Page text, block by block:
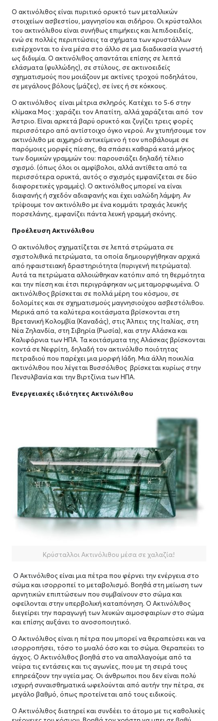
Ο ακτινόλιθος είναι πυριτικό ορυκτό των μεταλλικών
στοιχείων ασβεστίου, μαγνησίου και σιδήρου. Οι κρύσταλλοι
του ακτινόλιθου είναι συνήθως επιμήκεις και λεπιδοειδείς,
ενώ σε πολλές περιπτώσεις τα σχήματα των κρυστάλλων
εισέρχονται το ένα μέσα στο άλλο σε μια διαδικασία γνωστή
ως διδυμία. Ο ακτινόλιθος απαντάται επίσης σε λεπτά
ελάσματα (φυλλώδης), σε στύλους, σε ακτινοειδείς
σχηματισμούς που μοιάζουν με ακτίνες τροχού ποδηλάτου,
σε μεγάλους βόλους (μάζες), σε ίνες ή σε κόκκους.
Ο ακτινόλιθος είναι μέτρια σκληρός. Κατέχει το 5-6 στην
κλίμακα Μος : χαράζει τον Απατίτη, αλλά χαράζεται από τον
Άστριο. Είναι αρκετά βαρύ ορυκτό και ζυγίζει τρεις φορές
περισσότερο από αντίστοιχο όγκο νερού. Αν χτυπήσουμε τον
ακτινόλιθο με αιχμηρό αντικείμενο ή τον υποβάλουμε σε
παρόμοιες μορφές πίεσης, θα σπάσει καθαρά κατά μήκος
των δομικών γραμμών του: παρουσιάζει δηλαδή τέλειο
σχισμό. (όπως όλοι οι αμφίβολοι, αλλά αντίθετα από τα
περισσότερα ορυκτά, αυτός ο σχισμός εμφανίζεται σε δύο
διαφορετικές γραμμές). Ο ακτινόλιθος μπορεί να είναι
διαφανής ή σχεδόν αδιαφανής και έχει υαλώδη λάμψη. Αν
τρίψουμε τον ακτινόλιθο με ένα κομμάτι τραχιάς λευκής
πορσελάνης, εμφανίζει πάντα λευκή γραμμή σκόνης.
Προέλευση Ακτινόλιθου
Ο ακτινόλιθος σχηματίζεται σε λεπτά στρώματα σε
σχιστολιθικά πετρώματα, τα οποία δημιουργήθηκαν αρχικά
από ηφαιστειακή δραστηριότητα (πυριγενή πετρώματα).
Αυτά τα πετρώματα αλλοιώθηκαν κατόπιν από τη θερμότητα
και την πίεση και έτσι περιγράφηκαν ως μεταμορφωμένα. Ο
ακτινόλιθος βρίσκεται σε πολλά μέρη του κόσμου, σε
δολομίτες και σε σχηματισμούς μαγνησιούχου ασβεστόλιθου.
Μερικά από τα καλύτερα κοιτάσματα βρίσκονται στη
Βρετανική Κολομβία (Καναδάς), στις Άλπεις της Ιταλίας, στη
Νέα Ζηλανδία, στη Σιβηρία (Ρωσία), και στην Αλάσκα και
Καλιφόρνια των ΗΠΑ. Τα κοιτάσματα της Αλάσκας βρίσκονται
κοντά σε Νεφρίτη, δηλαδή τον ακτινόλιθο ποιότητας
πετραδιού που παρέχει μια μορφή Ιάδη. Μια άλλη ποικιλία
ακτινόλιθου που λέγεται Βυσσόλιθος βρίσκεται κυρίως στην
Πενσυλβανία και την Βιρτζίνια των ΗΠΑ.
Ενεργειακές ιδιότητες Ακτινόλιθου
Κρύσταλλοι Ακτινόλιθου μέσα σε χαλαζία!
Ο Ακτινόλιθος είναι μια πέτρα που φέρνει την ενέργεια στο
σώμα και ισορροπεί το μεταβολισμό.Βοηθά στη μείωση των
αρνητικών επιπτώσεων που συμβαίνουν στο σώμα και
οφείλονται στην υπερβολική καταπόνηση. Ο Ακτινόλιθος
διεγείρει την παραγωγή των λευκών αιμοσφαιρίων στο σώμα
και επίσης αυξάνει το ανοσοποιητικό.
Ο Ακτινόλιθος είναι η πέτρα που μπορεί να θεραπεύσει και να
ισορροπήσει, τόσο το μυαλό όσο και το σώμα. Θεραπεύει το
άγχος. Ο Ακτινόλιθος βοηθά στο να απαλλαγούμε από τα
νεύρα τις εντάσεις και τις αγωνίες, που με τη σειρά τους
επηρεάζουν την υγεία μας.Οι άνθρωποι που δεν είναι πολύ
ισχυρή συναισθηματικά ωφελούνται από αυτήν την πέτρα, σε
μεγάλο βαθμό, όπως προτείνεται από τους ειδικούς.
Ο Ακτινόλιθος διατηρεί και συνδέει το άτομο με τις καθολικές